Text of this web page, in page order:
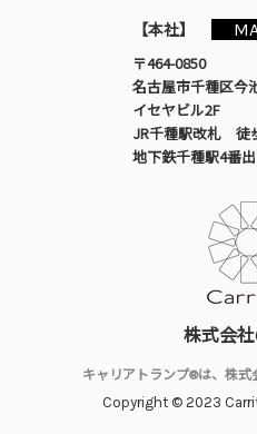
【本社】
〒464-0850
名古屋市千種区今
イセヤビル2F
JR千種駅改札 徒
地下鉄千種駅4番
株式会
キャリアトランプ®は、株
Copyright © 2023